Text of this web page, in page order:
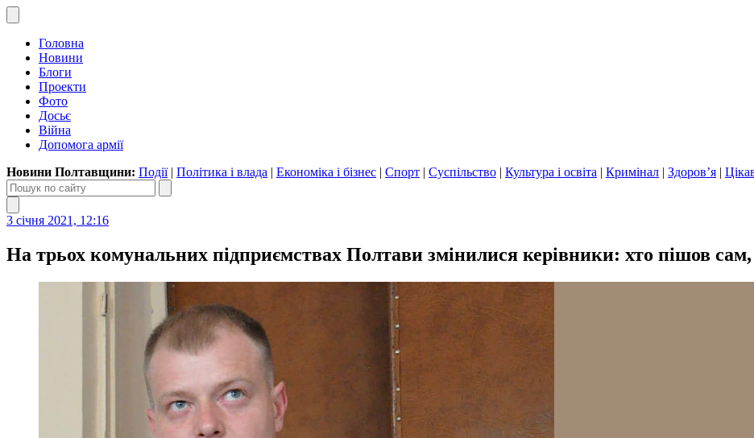
Головна
Новини
Блоги
Проекти
Фото
Досьє
Війна
Допомога армії
Новини Полтавщини: Події| Політика і влада | Економіка і бізнес | Спорт | Суспільство | Культура і освіта | Кримінал | Здоров’я |
3 січня 2021, 12:16
На трьох комунальних підприємствах Полтави змінилися керівники: хто пішов сам,